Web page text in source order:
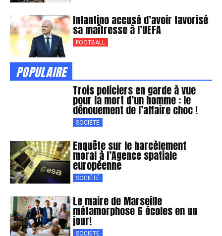
Infantino accusé d’avoir favorisé
sa maîtresse à l’UEFA
FOOTBALL
POPULAIRE
Trois policiers en garde à vue
pour la mort d’un homme : le
dénouement de l’affaire choc !
SOCIÉTÉ
Enquête sur le harcèlement
moral à l’Agence spatiale
européenne
SOCIÉTÉ
Le maire de Marseille
métamorphose 6 écoles en un
jour!
SOCIÉTÉ